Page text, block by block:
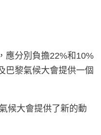
應分別負擔22%和10%
巴黎氣候大會提供一個
候大會提供了新的動